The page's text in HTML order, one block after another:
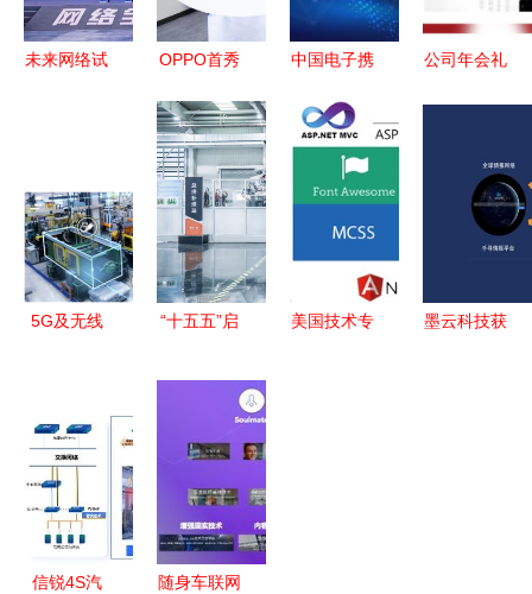
未来网络试
布四项重磅
科技成果
OPPO首秀
不懂艺术的
科技公司不
是好的设计
师
中国电子携
共筑北京
2019网络
安全大会新
篇章
公司年会礼
务团队打造
专属惊喜
5G及无线
灵活性与移
动性新维度
“十五五”启
向智，机器
人解锁产业
新赛道
美国技术专
墨云科技获
信锐4S汽 随身车联网